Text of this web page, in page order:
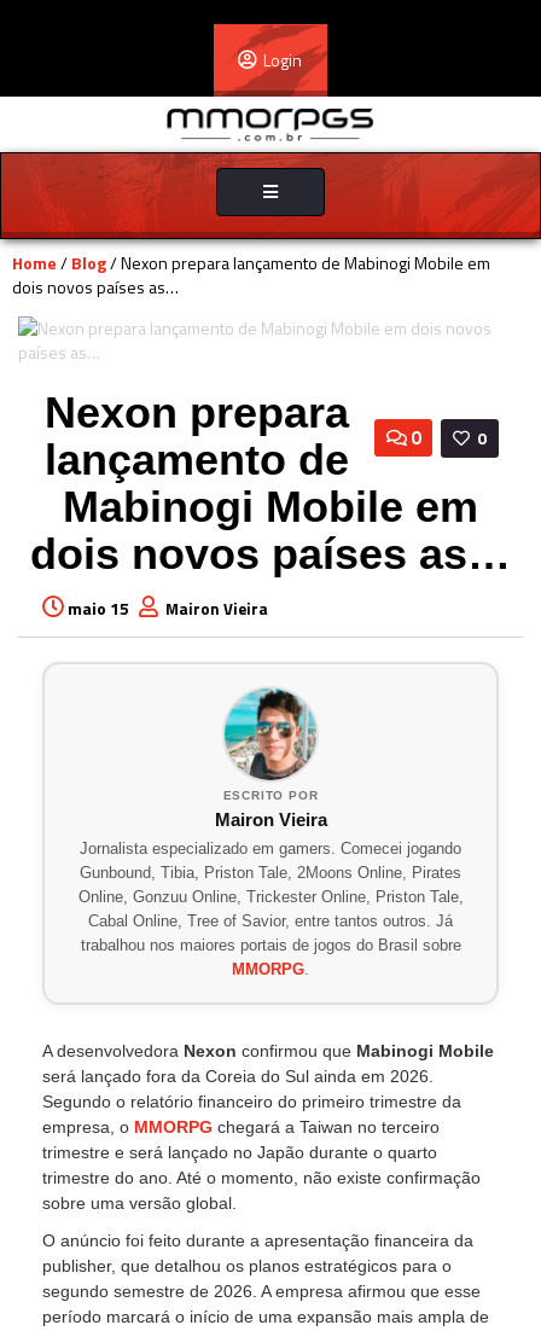
Login
Toggle
navigation
Home/Blog/ Nexon prepara lançamento de Mabinogi Mobile em
dois novos países as…
0
0
Nexon prepara
lançamento de
Mabinogi Mobile em
dois novos países as…
maio 15 Mairon Vieira
ESCRITO POR
Mairon Vieira
Jornalista especializado em gamers. Comecei jogando
Gunbound, Tibia, Priston Tale, 2Moons Online, Pirates
Online, Gonzuu Online, Trickester Online, Priston Tale,
Cabal Online, Tree of Savior, entre tantos outros. Já
trabalhou nos maiores portais de jogos do Brasil sobre
MMORPG
A desenvolvedora Nexon confirmou que Mabinogi Mobile
será lançado fora da Coreia do Sul ainda em 2026.
Segundo o relatório financeiro do primeiro trimestre da
empresa, o MMORPG chegará a Taiwan no terceiro
trimestre e será lançado no Japão durante o quarto
trimestre do ano. Até o momento, não existe confirmação
sobre uma versão global.
O anúncio foi feito durante a apresentação financeira da
publisher, que detalhou os planos estratégicos para o
segundo semestre de 2026. A empresa afirmou que esse
período marcará o início de uma expansão mais ampla de